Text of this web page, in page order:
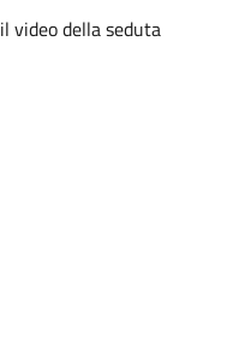
video della seduta